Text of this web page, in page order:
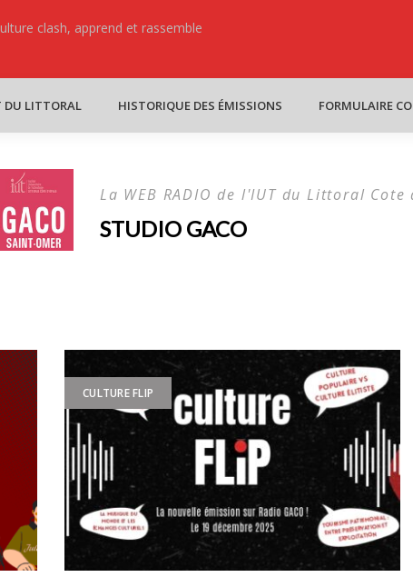
clash, apprend et rassemble
DU LITTORAL HISTORIQUE DES ÉMISSIONS FORMULAIRE
La WEB RADIO de l'IUT du Littoral Cote
STUDIO GACO
CULTURE FLIP